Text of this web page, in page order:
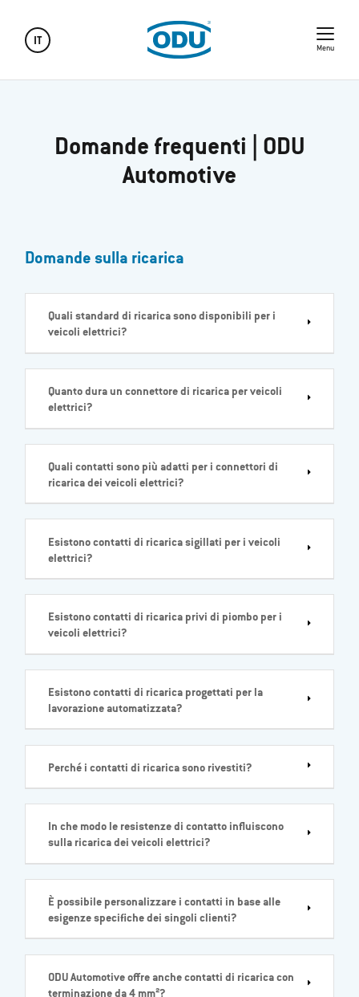
IT
Menu
Domande frequenti | ODU
Automotive
Domande sulla ricarica
Quali standard di ricarica sono disponibili per i
veicoli elettrici?
Quanto dura un connettore di ricarica per veicoli
elettrici?
Quali contatti sono più adatti per i connettori di
ricarica dei veicoli elettrici?
Esistono contatti di ricarica sigillati per i veicoli
elettrici?
Esistono contatti di ricarica privi di piombo per i
veicoli elettrici?
Esistono contatti di ricarica progettati per la
lavorazione automatizzata?
Perché i contatti di ricarica sono rivestiti?
In che modo le resistenze di contatto influiscono
sulla ricarica dei veicoli elettrici?
È possibile personalizzare i contatti in base alle
esigenze specifiche dei singoli clienti?
ODU Automotive offre anche contatti di ricarica con